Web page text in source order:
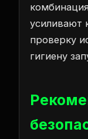
усиливают
проверку
гигиену